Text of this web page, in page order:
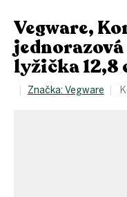
Kozmetika
Fľaše
Akcia
a ušetri
Vegware,
lyžička 12,8
Značka: Vegware